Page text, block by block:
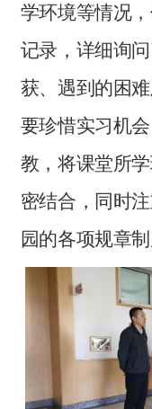
学环境等情况
记录，详细询
获、遇到的困
要珍惜实习机
教，将课堂所
密结合，同时
园的各项规章制